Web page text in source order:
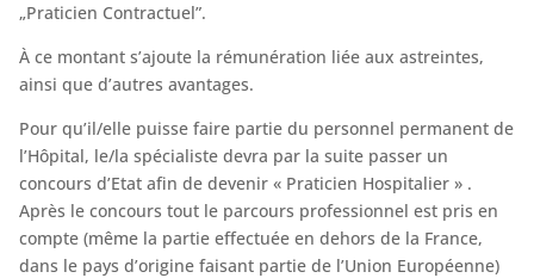
„Praticien Contractuel”.
À ce montant s’ajoute la rémunération liée aux astreintes,
ainsi que d’autres avantages.
Pour qu’il/elle puisse faire partie du personnel permanent de
l’Hôpital, le/la spécialiste devra par la suite passer un
concours d’Etat afin de devenir « Praticien Hospitalier » .
Après le concours tout le parcours professionnel est pris en
compte (même la partie effectuée en dehors de la France,
dans le pays d’origine faisant partie de l’Union Européenne)